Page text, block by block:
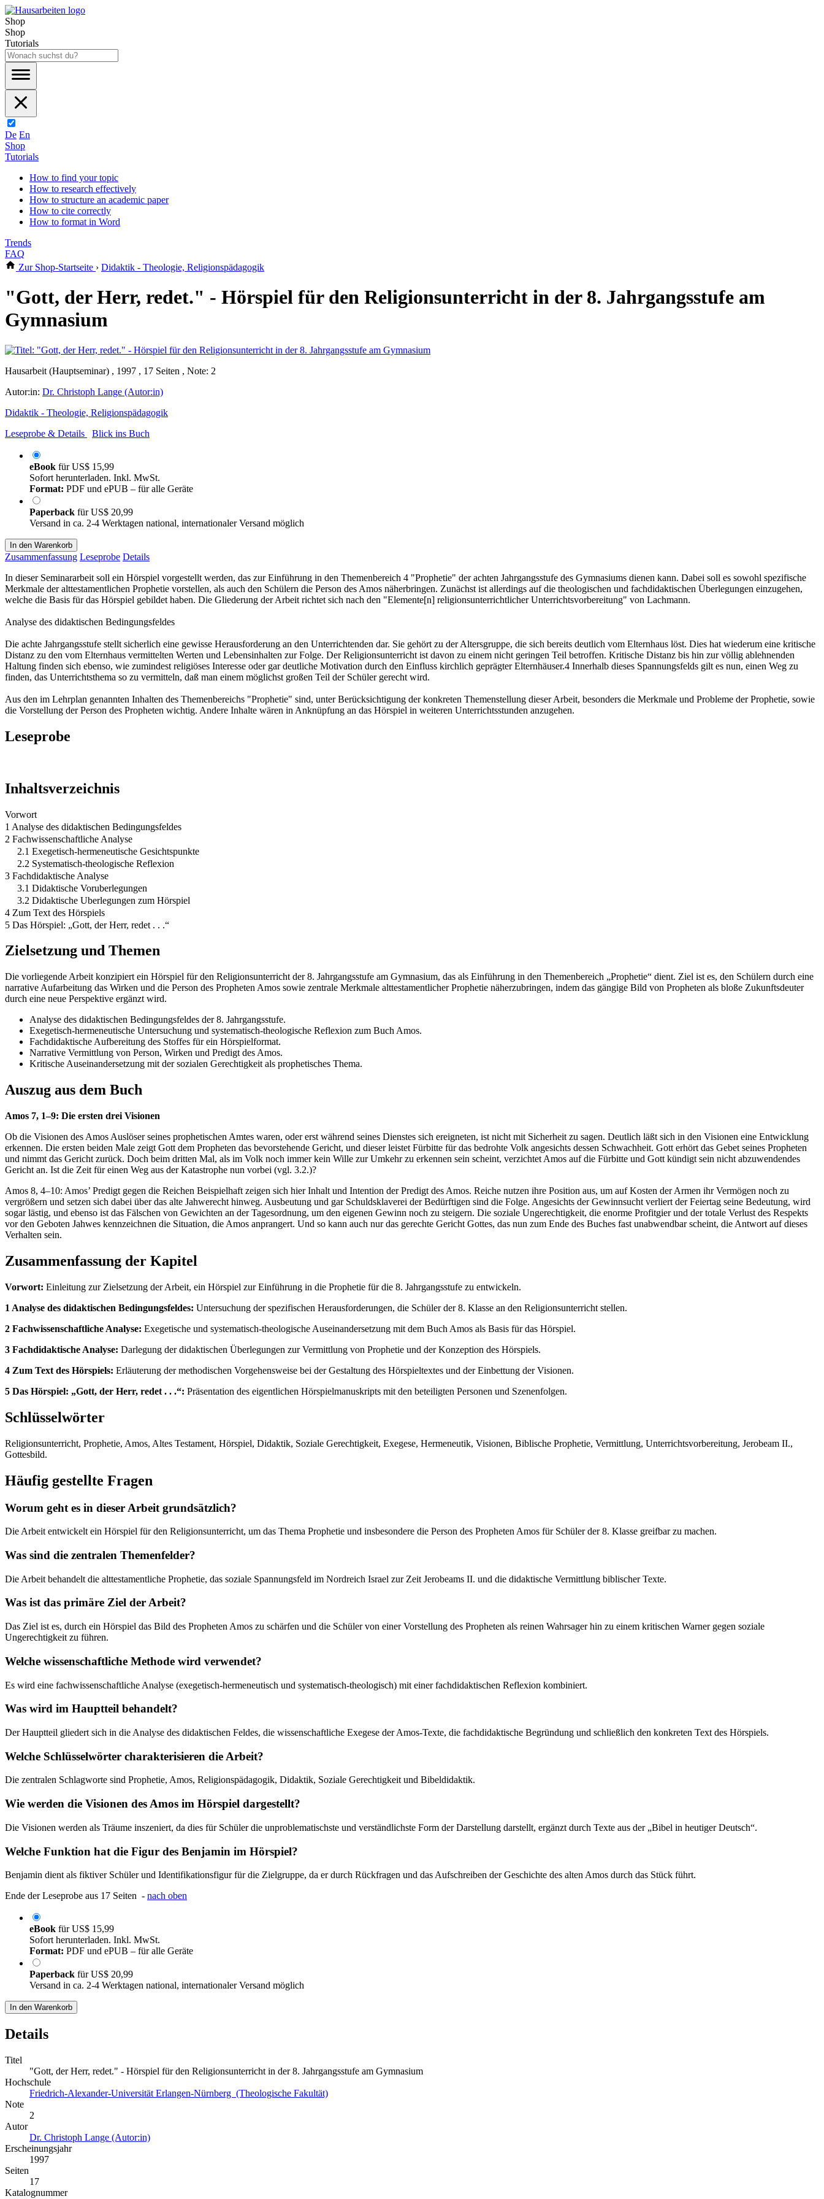
Shop
Shop
Tutorials
De En
Shop
Tutorials
How to find your topic
How to research effectively
How to structure an academic paper
How to cite correctly
How to format in Word
Trends
FAQ
Zur Shop-Startseite › Didaktik - Theologie, Religionspädagogik
"Gott, der Herr, redet." - Hörspiel für den Religionsunterricht in der 8. Jahrgangsstufe am
Gymnasium
Hausarbeit (Hauptseminar) , 1997 , 17 Seiten , Note: 2
Autor:in: Dr. Christoph Lange (Autor:in)
Didaktik - Theologie, Religionspädagogik
Leseprobe & Details
Blick ins Buch
eBook fürUS$ 15,99
Sofort herunterladen. Inkl. MwSt.
Format: PDF und ePUB – für alle Geräte
Paperback fürUS$ 20,99
Versand in ca. 2-4 Werktagen national, internationaler Versand möglich
In den Warenkorb
Zusammenfassung Leseprobe Details
In dieser Seminararbeit soll ein Hörspiel vorgestellt werden, das zur Einführung in den Themenbereich 4 "Prophetie" der achten Jahrgangsstufe des Gymnasiums dienen kann. Dabei soll es sowohl spezifische
Merkmale der alttestamentlichen Prophetie vorstellen, als auch den Schülern die Person des Amos näherbringen. Zunächst ist allerdings auf die theologischen und fachdidaktischen Überlegungen einzugehen,
welche die Basis für das Hörspiel gebildet haben. Die Gliederung der Arbeit richtet sich nach den "Elemente[n] religionsunterrichtlicher Unterrichtsvorbereitung" von Lachmann.
Analyse des didaktischen Bedingungsfeldes
Die achte Jahrgangsstufe stellt sicherlich eine gewisse Herausforderung an den Unterrichtenden dar. Sie gehört zu der Altersgruppe, die sich bereits deutlich vom Elternhaus löst. Dies hat wiederum eine kritische
Distanz zu den vom Elternhaus vermittelten Werten und Lebensinhalten zur Folge. Der Religionsunterricht ist davon zu einem nicht geringen Teil betroffen. Kritische Distanz bis hin zur völlig ablehnenden
Haltung finden sich ebenso, wie zumindest religiöses Interesse oder gar deutliche Motivation durch den Einfluss kirchlich geprägter Elternhäuser.4 Innerhalb dieses Spannungsfelds gilt es nun, einen Weg zu
finden, das Unterrichtsthema so zu vermitteln, daß man einem möglichst großen Teil der Schüler gerecht wird.
Aus den im Lehrplan genannten Inhalten des Themenbereichs "Prophetie" sind, unter Berücksichtigung der konkreten Themenstellung dieser Arbeit, besonders die Merkmale und Probleme der Prophetie, sowie
die Vorstellung der Person des Propheten wichtig. Andere Inhalte wären in Anknüpfung an das Hörspiel in weiteren Unterrichtsstunden anzugehen.
Leseprobe
Inhaltsverzeichnis
Vorwort
1 Analyse des didaktischen Bedingungsfeldes
2 Fachwissenschaftliche Analyse
2.1 Exegetisch-hermeneutische Gesichtspunkte
2.2 Systematisch-theologische Reflexion
3 Fachdidaktische Analyse
3.1 Didaktische Voruberlegungen
3.2 Didaktische Uberlegungen zum Hörspiel
4 Zum Text des Hörspiels
5 Das Hörspiel: „Gott, der Herr, redet . . .“
Zielsetzung und Themen
Die vorliegende Arbeit konzipiert ein Hörspiel für den Religionsunterricht der 8. Jahrgangsstufe am Gymnasium, das als Einführung in den Themenbereich „Prophetie“ dient. Ziel ist es, den Schülern durch eine
narrative Aufarbeitung das Wirken und die Person des Propheten Amos sowie zentrale Merkmale alttestamentlicher Prophetie näherzubringen, indem das gängige Bild von Propheten als bloße Zukunftsdeuter
durch eine neue Perspektive ergänzt wird.
Analyse des didaktischen Bedingungsfeldes der 8. Jahrgangsstufe.
Exegetisch-hermeneutische Untersuchung und systematisch-theologische Reflexion zum Buch Amos.
Fachdidaktische Aufbereitung des Stoffes für ein Hörspielformat.
Narrative Vermittlung von Person, Wirken und Predigt des Amos.
Kritische Auseinandersetzung mit der sozialen Gerechtigkeit als prophetisches Thema.
Auszug aus dem Buch
Amos 7, 1–9: Die ersten drei Visionen
Ob die Visionen des Amos Auslöser seines prophetischen Amtes waren, oder erst während seines Dienstes sich ereigneten, ist nicht mit Sicherheit zu sagen. Deutlich läßt sich in den Visionen eine Entwicklung
erkennen. Die ersten beiden Male zeigt Gott dem Propheten das bevorstehende Gericht, und dieser leistet Fürbitte für das bedrohte Volk angesichts dessen Schwachheit. Gott erhört das Gebet seines Propheten
und nimmt das Gericht zurück. Doch beim dritten Mal, als im Volk noch immer kein Wille zur Umkehr zu erkennen sein scheint, verzichtet Amos auf die Fürbitte und Gott kündigt sein nicht abzuwendendes
Gericht an. Ist die Zeit für einen Weg aus der Katastrophe nun vorbei (vgl. 3.2.)?
Amos 8, 4–10: Amos’ Predigt gegen die Reichen Beispielhaft zeigen sich hier Inhalt und Intention der Predigt des Amos. Reiche nutzen ihre Position aus, um auf Kosten der Armen ihr Vermögen noch zu
vergrößern und setzen sich dabei über das alte Jahwerecht hinweg. Ausbeutung und gar Schuldsklaverei der Bedürftigen sind die Folge. Angesichts der Gewinnsucht verliert der Feiertag seine Bedeutung, wird
sogar lästig, und ebenso ist das Fälschen von Gewichten an der Tagesordnung, um den eigenen Gewinn noch zu steigern. Die soziale Ungerechtigkeit, die enorme Profitgier und der totale Verlust des Respekts
vor den Geboten Jahwes kennzeichnen die Situation, die Amos anprangert. Und so kann auch nur das gerechte Gericht Gottes, das nun zum Ende des Buches fast unabwendbar scheint, die Antwort auf dieses
Verhalten sein.
Zusammenfassung der Kapitel
Vorwort: Einleitung zur Zielsetzung der Arbeit, ein Hörspiel zur Einführung in die Prophetie für die 8. Jahrgangsstufe zu entwickeln.
1 Analyse des didaktischen Bedingungsfeldes: Untersuchung der spezifischen Herausforderungen, die Schüler der 8. Klasse an den Religionsunterricht stellen.
2 Fachwissenschaftliche Analyse: Exegetische und systematisch-theologische Auseinandersetzung mit dem Buch Amos als Basis für das Hörspiel.
3 Fachdidaktische Analyse: Darlegung der didaktischen Überlegungen zur Vermittlung von Prophetie und der Konzeption des Hörspiels.
4 Zum Text des Hörspiels: Erläuterung der methodischen Vorgehensweise bei der Gestaltung des Hörspieltextes und der Einbettung der Visionen.
5 Das Hörspiel: „Gott, der Herr, redet . . .“: Präsentation des eigentlichen Hörspielmanuskripts mit den beteiligten Personen und Szenenfolgen.
Schlüsselwörter
Religionsunterricht, Prophetie, Amos, Altes Testament, Hörspiel, Didaktik, Soziale Gerechtigkeit, Exegese, Hermeneutik, Visionen, Biblische Prophetie, Vermittlung, Unterrichtsvorbereitung, Jerobeam II.,
Gottesbild.
Häufig gestellte Fragen
Worum geht es in dieser Arbeit grundsätzlich?
Die Arbeit entwickelt ein Hörspiel für den Religionsunterricht, um das Thema Prophetie und insbesondere die Person des Propheten Amos für Schüler der 8. Klasse greifbar zu machen.
Was sind die zentralen Themenfelder?
Die Arbeit behandelt die alttestamentliche Prophetie, das soziale Spannungsfeld im Nordreich Israel zur Zeit Jerobeams II. und die didaktische Vermittlung biblischer Texte.
Was ist das primäre Ziel der Arbeit?
Das Ziel ist es, durch ein Hörspiel das Bild des Propheten Amos zu schärfen und die Schüler von einer Vorstellung des Propheten als reinen Wahrsager hin zu einem kritischen Warner gegen soziale
Ungerechtigkeit zu führen.
Welche wissenschaftliche Methode wird verwendet?
Es wird eine fachwissenschaftliche Analyse (exegetisch-hermeneutisch und systematisch-theologisch) mit einer fachdidaktischen Reflexion kombiniert.
Was wird im Hauptteil behandelt?
Der Hauptteil gliedert sich in die Analyse des didaktischen Feldes, die wissenschaftliche Exegese der Amos-Texte, die fachdidaktische Begründung und schließlich den konkreten Text des Hörspiels.
Welche Schlüsselwörter charakterisieren die Arbeit?
Die zentralen Schlagworte sind Prophetie, Amos, Religionspädagogik, Didaktik, Soziale Gerechtigkeit und Bibeldidaktik.
Wie werden die Visionen des Amos im Hörspiel dargestellt?
Die Visionen werden als Träume inszeniert, da dies für Schüler die unproblematischste und verständlichste Form der Darstellung darstellt, ergänzt durch Texte aus der „Bibel in heutiger Deutsch“.
Welche Funktion hat die Figur des Benjamin im Hörspiel?
Benjamin dient als fiktiver Schüler und Identifikationsfigur für die Zielgruppe, da er durch Rückfragen und das Aufschreiben der Geschichte des alten Amos durch das Stück führt.
Ende der Leseprobe aus 17 Seiten - nach oben
eBook fürUS$ 15,99
Sofort herunterladen. Inkl. MwSt.
Format: PDF und ePUB – für alle Geräte
Paperback fürUS$ 20,99
Versand in ca. 2-4 Werktagen national, internationaler Versand möglich
In den Warenkorb
Details
Titel
"Gott, der Herr, redet." - Hörspiel für den Religionsunterricht in der 8. Jahrgangsstufe am Gymnasium
Hochschule
Friedrich-Alexander-Universität Erlangen-Nürnberg (Theologische Fakultät)
Note
2
Autor
Dr. Christoph Lange (Autor:in)
Erscheinungsjahr
1997
Seiten
17
Katalognummer